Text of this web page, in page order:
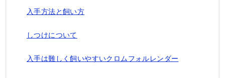
入手方法と飼い方
しつけについて
入手は難しく飼いやすいクロムフォルレンダー